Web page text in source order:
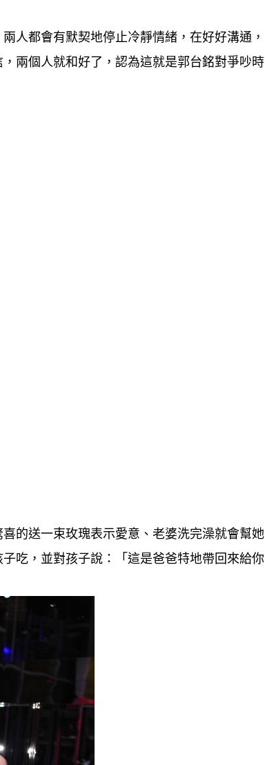
人都會有默契地停止冷靜情緒，在好好溝通，
兩個人就和好了，認為這就是郭台銘對爭吵時
的送一束玫瑰表示愛意、老婆洗完澡就會幫她
吃，並對孩子說：「這是爸爸特地帶回來給你